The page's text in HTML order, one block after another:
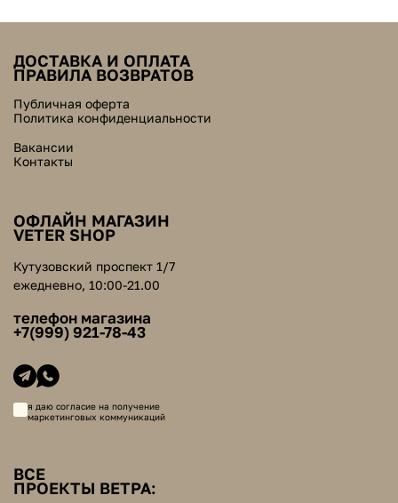
ДОСТАВКА И ОПЛАТА
ПРАВИЛА ВОЗВРАТОВ
Публичная оферта
Политика конфиденциальности
Вакансии
Контакты
ОФЛАЙН МАГАЗИН
VETER SHOP
Кутузовский проспект 1/7
ежедневно, 10:00-21.00
телефон магазина
+7(999) 921-78-43
я даю согласие на получение
маркетинговых коммуникаций
ВСЕ
ПРОЕКТЫ ВЕТРА: